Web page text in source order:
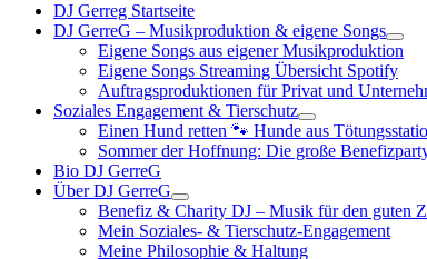
DJ Gerreg Startseite
DJ GerreG – Musikproduktion & eigene Songs
Eigene Songs aus eigener Musikproduktion
Eigene Songs Streaming Übersicht Spotify
Auftragsproduktionen für Privat und
Soziales Engagement & Tierschutz
Einen Hund retten 🐾 Hunde aus
Sommer der Hoffnung: Die große
Bio DJ GerreG
Über DJ GerreG
Benefiz & Charity DJ – Musik für den guten
Mein Soziales- & Tierschutz-Engagement
Meine Philosophie & Haltung